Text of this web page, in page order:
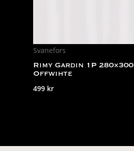
Svanefors
Rimy Gardin 1P 280×300
Offwihte
499 kr